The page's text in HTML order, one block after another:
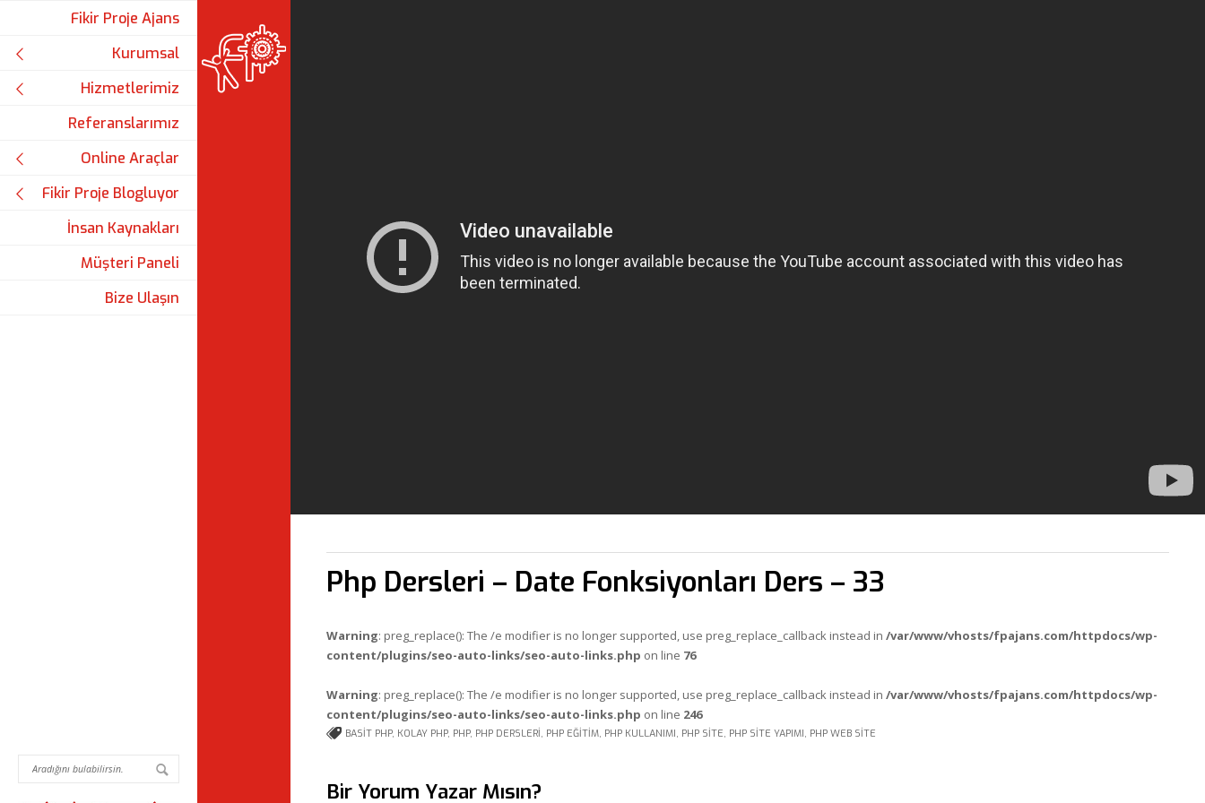
Fikir Proje Ajans
Kurumsal
Hizmetlerimiz
Referanslarımız
Online Araçlar
Fikir Proje Blogluyor
İnsan Kaynakları
Müşteri Paneli
Bize Ulaşın
Php Dersleri – Date Fonksiyonları Ders – 33
Warning: preg_replace(): The /e modifier is no longer supported, use preg_replace_callback instead in /var/www/vhosts/fpajans.com/httpdocs/wp-
content/plugins/seo-auto-links/seo-auto-links.php on line 76
Warning: preg_replace(): The /e modifier is no longer supported, use preg_replace_callback instead in /var/www/vhosts/fpajans.com/httpdocs/wp-
content/plugins/seo-auto-links/seo-auto-links.php on line 246
BASIT PHP, KOLAY PHP, PHP, PHP DERSLERI, PHP EĞITIM, PHP KULLANIMI, PHP SITE, PHP SITE YAPIMI, PHP WEB SITE
Bir Yorum Yazar Mısın?